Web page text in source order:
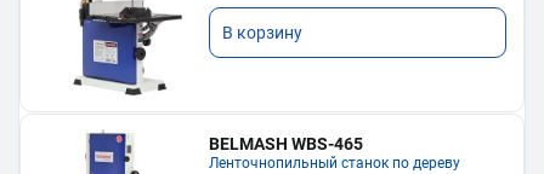
В корзину
BELMASH WBS-465
Ленточнопильный станок по дереву